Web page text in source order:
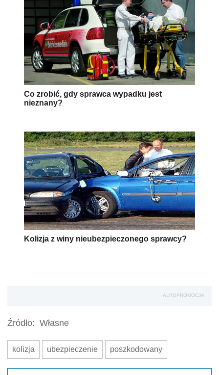
Co zrobić, gdy sprawca wypadku jest
nieznany?
Kolizja z winy nieubezpieczonego sprawcy?
AUTOPROMOCJA
Źródło: Własne
kolizja ubezpieczenie poszkodowany